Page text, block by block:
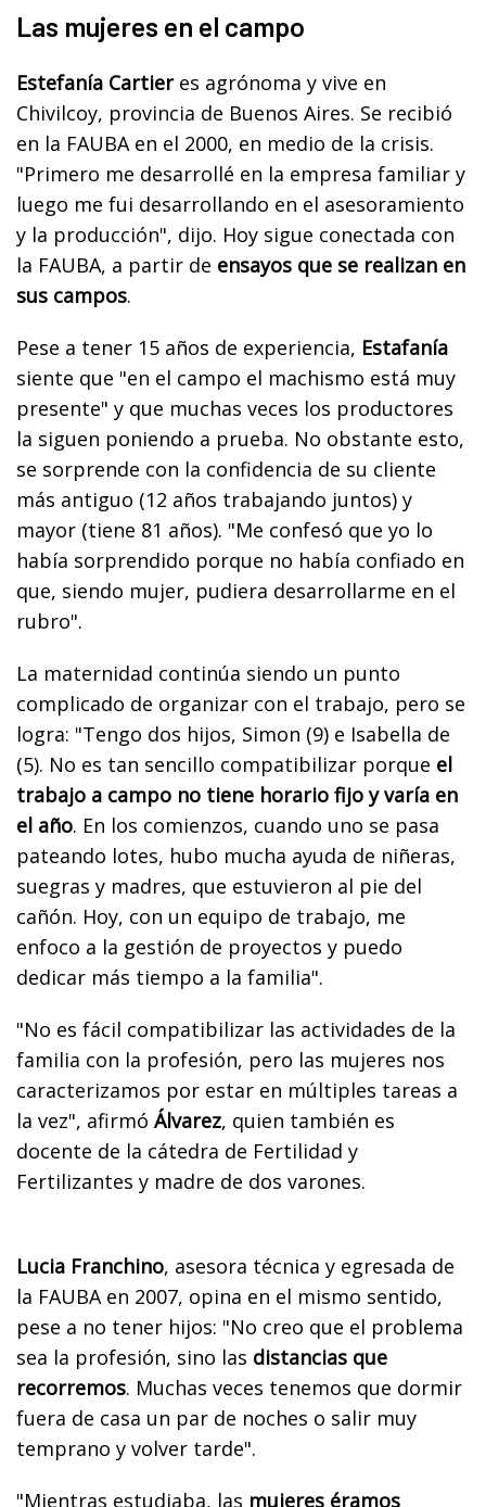
Las mujeres en el campo
Estefanía Cartieres agrónoma y vive en
Chivilcoy, provincia de Buenos Aires. Se recibió
en la FAUBA en el 2000, en medio de la crisis.
"Primero me desarrollé en la empresa familiar y
luego me fui desarrollando en el asesoramiento
y la producción", dijo. Hoy sigue conectada con
la FAUBA, a partir de ensayos que se realizan en
sus campos.
Pese a tener 15 años de experiencia, Estafanía
siente que "en el campo el machismo está muy
presente" y que muchas veces los productores
la siguen poniendo a prueba. No obstante esto,
se sorprende con la confidencia de su cliente
más antiguo (12 años trabajando juntos) y
mayor (tiene 81 años). "Me confesó que yo lo
había sorprendido porque no había confiado en
que, siendo mujer, pudiera desarrollarme en el
rubro".
La maternidad continúa siendo un punto
complicado de organizar con el trabajo, pero se
logra: "Tengo dos hijos, Simon (9) e Isabella de
(5). No es tan sencillo compatibilizar porque el
trabajo a campo no tiene horario fijo y varía en
el año. En los comienzos, cuando uno se pasa
pateando lotes, hubo mucha ayuda de niñeras,
suegras y madres, que estuvieron al pie del
cañón. Hoy, con un equipo de trabajo, me
enfoco a la gestión de proyectos y puedo
dedicar más tiempo a la familia".
"No es fácil compatibilizar las actividades de la
familia con la profesión, pero las mujeres nos
caracterizamos por estar en múltiples tareas a
la vez", afirmó Álvarez, quien también es
docente de la cátedra de Fertilidad y
Fertilizantes y madre de dos varones.
Lucia Franchino, asesora técnica y egresada de
la FAUBA en 2007, opina en el mismo sentido,
pese a no tener hijos: "No creo que el problema
sea la profesión, sino las distancias que
recorremos. Muchas veces tenemos que dormir
fuera de casa un par de noches o salir muy
temprano y volver tarde".
"Mientras estudiaba, las mujeres éramos